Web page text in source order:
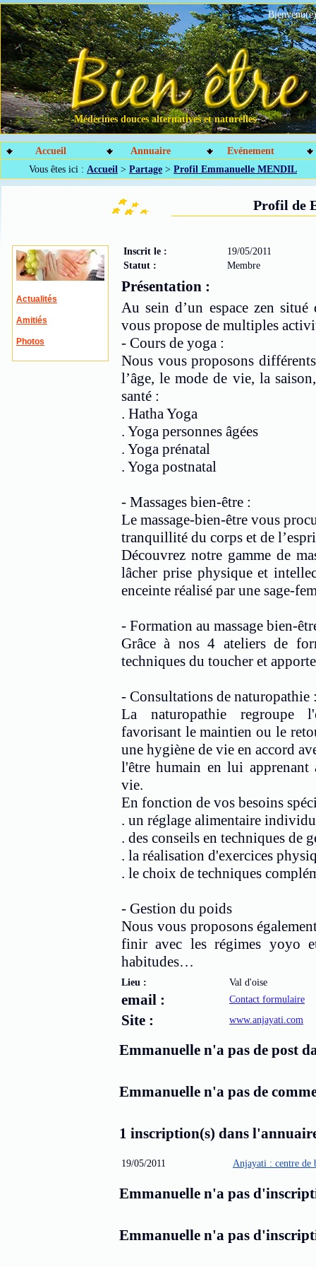
Médecines douces alternatives et naturelles
Accueil Annuaire
Evénement
Vous êtes ici : Accueil > Partage > Profil Emmanuelle MENDIL
Profil de
Actualités
Amitiés
Photos
Inscrit le :
19/05/2011
Statut :
Membre
Présentation :
Au sein d’un espace zen
vous propose de multiples
- Cours de yoga :
Nous vous proposons
l’âge, le mode de vie, la
santé :
. Hatha Yoga
. Yoga personnes âgées
. Yoga prénatal
. Yoga postnatal
- Massages bien-être :
Le massage-bien-être vous
tranquillité du corps et de
Découvrez notre gamme de
lâcher prise physique et
enceinte réalisé par une sage-
- Formation au massage bien-
Grâce à nos 4 ateliers de
techniques du toucher et
- Consultations de naturopathie
La naturopathie regroupe
favorisant le maintien ou le
une hygiène de vie en accord
l'être humain en lui apprenant
vie.
En fonction de vos besoins
. un réglage alimentaire
. des conseils en techniques de
. la réalisation d'exercices
. le choix de techniques
- Gestion du poids
Nous vous proposons
finir avec les régimes yoyo
habitudes…
Lieu : Val d'oise
email : Contact formulaire
Site : www.anjayati.com
Emmanuelle n'a pas de post
Emmanuelle n'a pas de
1 inscription(s) dans
19/05/2011 Anjayati : centre de
Emmanuelle n'a pas
Emmanuelle n'a pas